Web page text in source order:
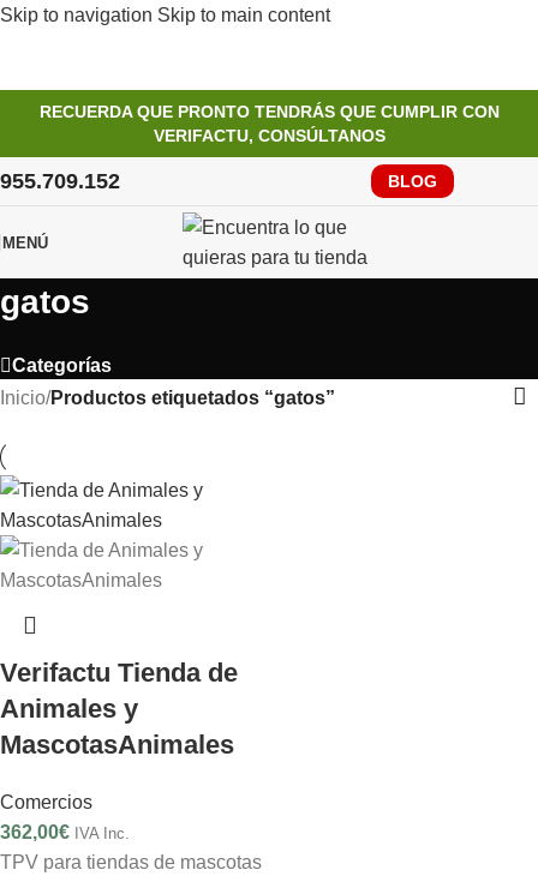
Skip to navigation Skip to main content
RECUERDA QUE PRONTO TENDRÁS QUE CUMPLIR CON
VERIFACTU, CONSÚLTANOS
955.709.152 BLOG
MENÚ
gatos
Categorías
Inicio/Productos etiquetados “gatos”
Verifactu Tienda de
Animales y
MascotasAnimales
Comercios
362,00€ IVA Inc.
TPV para tiendas de mascotas